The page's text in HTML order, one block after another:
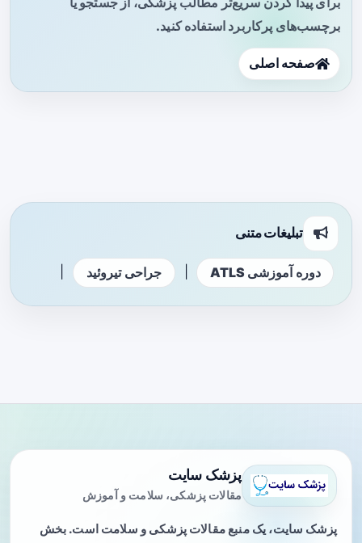
برچسب‌های پرکاربرد استفاده کنید.
صفحه اصلی
تبلیغات متنی
دوره آموزشی ATLS جراحی تیروئید
پزشک سایت
مقالات پزشکی، سلامت و آموزش
پزشک سایت، یک منبع مقالات پزشکی و سلامت است. بخش